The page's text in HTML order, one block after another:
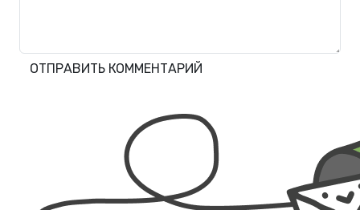
ОТПРАВИТЬ КОММЕНТАРИЙ